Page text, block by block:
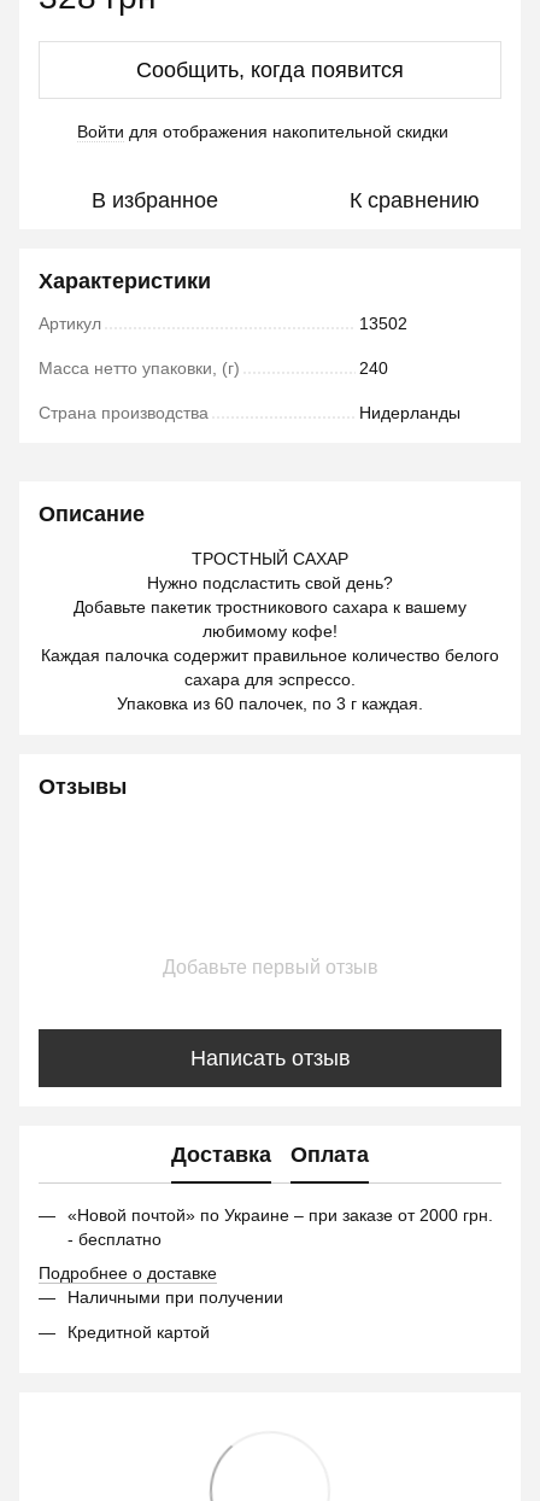
Сообщить, когда появится
Войти для отображения накопительной скидки
В избранное К сравнению
Характеристики
Артикул 13502
Масса нетто упаковки, (г) 240
Страна производства Нидерланды
Описание
ТРОСТНЫЙ САХАР
Нужно подсластить свой день?
Добавьте пакетик тростникового сахара к вашему
любимому кофе!
Каждая палочка содержит правильное количество белого
сахара для эспрессо.
Упаковка из 60 палочек, по 3 г каждая.
Отзывы
Добавьте первый отзыв
Написать отзыв
Доставка Оплата
«Новой почтой» по Украине – при заказе от 2000 грн.
- бесплатно
Подробнее о доставке
Наличными при получении
Кредитной картой